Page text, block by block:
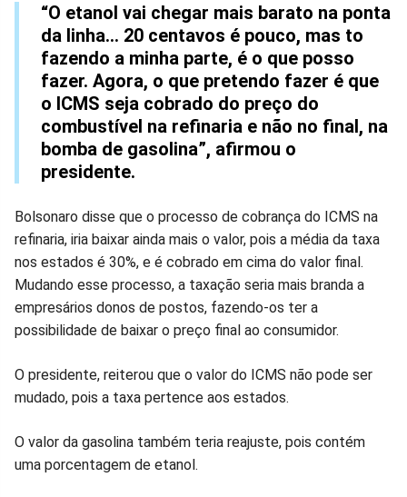
“O etanol vai chegar mais barato na ponta
da linha… 20 centavos é pouco, mas to
fazendo a minha parte, é o que posso
fazer. Agora, o que pretendo fazer é que
o ICMS seja cobrado do preço do
combustível na refinaria e não no final, na
bomba de gasolina”, afirmou o
presidente.
Bolsonaro disse que o processo de cobrança do ICMS na
refinaria, iria baixar ainda mais o valor, pois a média da taxa
nos estados é 30%, e é cobrado em cima do valor final.
Mudando esse processo, a taxação seria mais branda a
empresários donos de postos, fazendo-os ter a
possibilidade de baixar o preço final ao consumidor.
O presidente, reiterou que o valor do ICMS não pode ser
mudado, pois a taxa pertence aos estados.
O valor da gasolina também teria reajuste, pois contém
uma porcentagem de etanol.